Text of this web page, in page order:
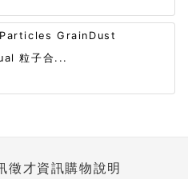
GrainDust
粒子合...
徵才資訊購物說明